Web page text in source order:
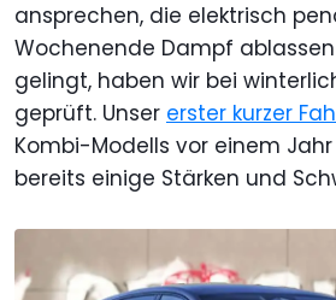
ansprechen, die elektrisch
Wochenende Dampf
gelingt, haben wir bei
geprüft. Unser erster kurzer
Kombi-Modells vor einem
bereits einige Stärken und